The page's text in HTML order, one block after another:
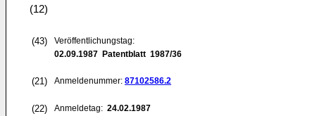
(12)
(43)
Veröffentlichungstag:
02.09.1987 Patentblatt 1987/36
(21) Anmeldenummer: 87102586.2
(22) Anmeldetag: 24.02.1987